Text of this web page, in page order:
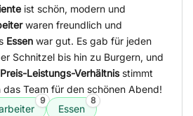
ist schön, modern und
waren freundlich und
Essen war gut. Es gab für jeden
Schnitzel bis hin zu Burgern, und
Preis-Leistungs-Verhältnisstimmt
Team für den schönen Abend!
9
Essen
8